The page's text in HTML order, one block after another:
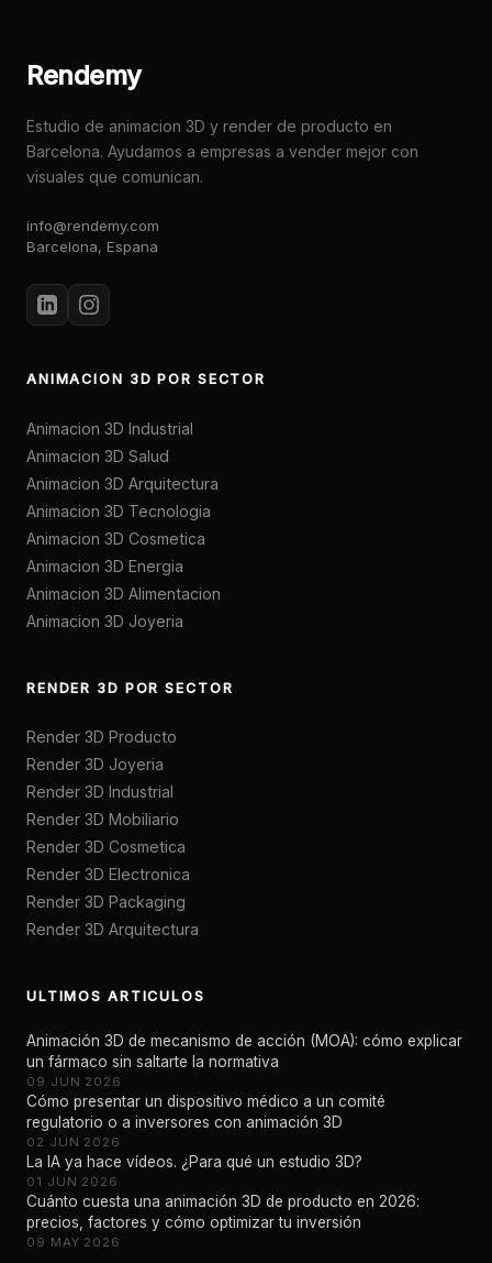
Rendemy
Estudio de animacion 3D y render de producto en
Barcelona. Ayudamos a empresas a vender mejor con
visuales que comunican.
info@rendemy.com
Barcelona, Espana
ANIMACION 3D POR SECTOR
Animacion 3D Industrial
Animacion 3D Salud
Animacion 3D Arquitectura
Animacion 3D Tecnologia
Animacion 3D Cosmetica
Animacion 3D Energia
Animacion 3D Alimentacion
Animacion 3D Joyeria
RENDER 3D POR SECTOR
Render 3D Producto
Render 3D Joyeria
Render 3D Industrial
Render 3D Mobiliario
Render 3D Cosmetica
Render 3D Electronica
Render 3D Packaging
Render 3D Arquitectura
ULTIMOS ARTICULOS
Animación 3D de mecanismo de acción (MOA): cómo explicar
un fármaco sin saltarte la normativa
09 JUN 2026
Cómo presentar un dispositivo médico a un comité
regulatorio o a inversores con animación 3D
02 JUN 2026
La IA ya hace vídeos. ¿Para qué un estudio 3D?
01 JUN 2026
Cuánto cuesta una animación 3D de producto en 2026:
precios, factores y cómo optimizar tu inversión
09 MAY 2026